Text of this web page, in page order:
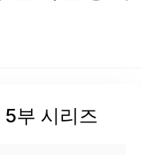
부 시리즈